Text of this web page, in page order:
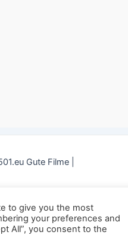
Gute Filme |
to give you the most
your preferences and
All”, you consent to the